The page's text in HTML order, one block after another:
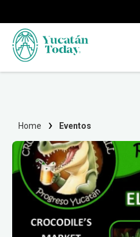
Home Eventos